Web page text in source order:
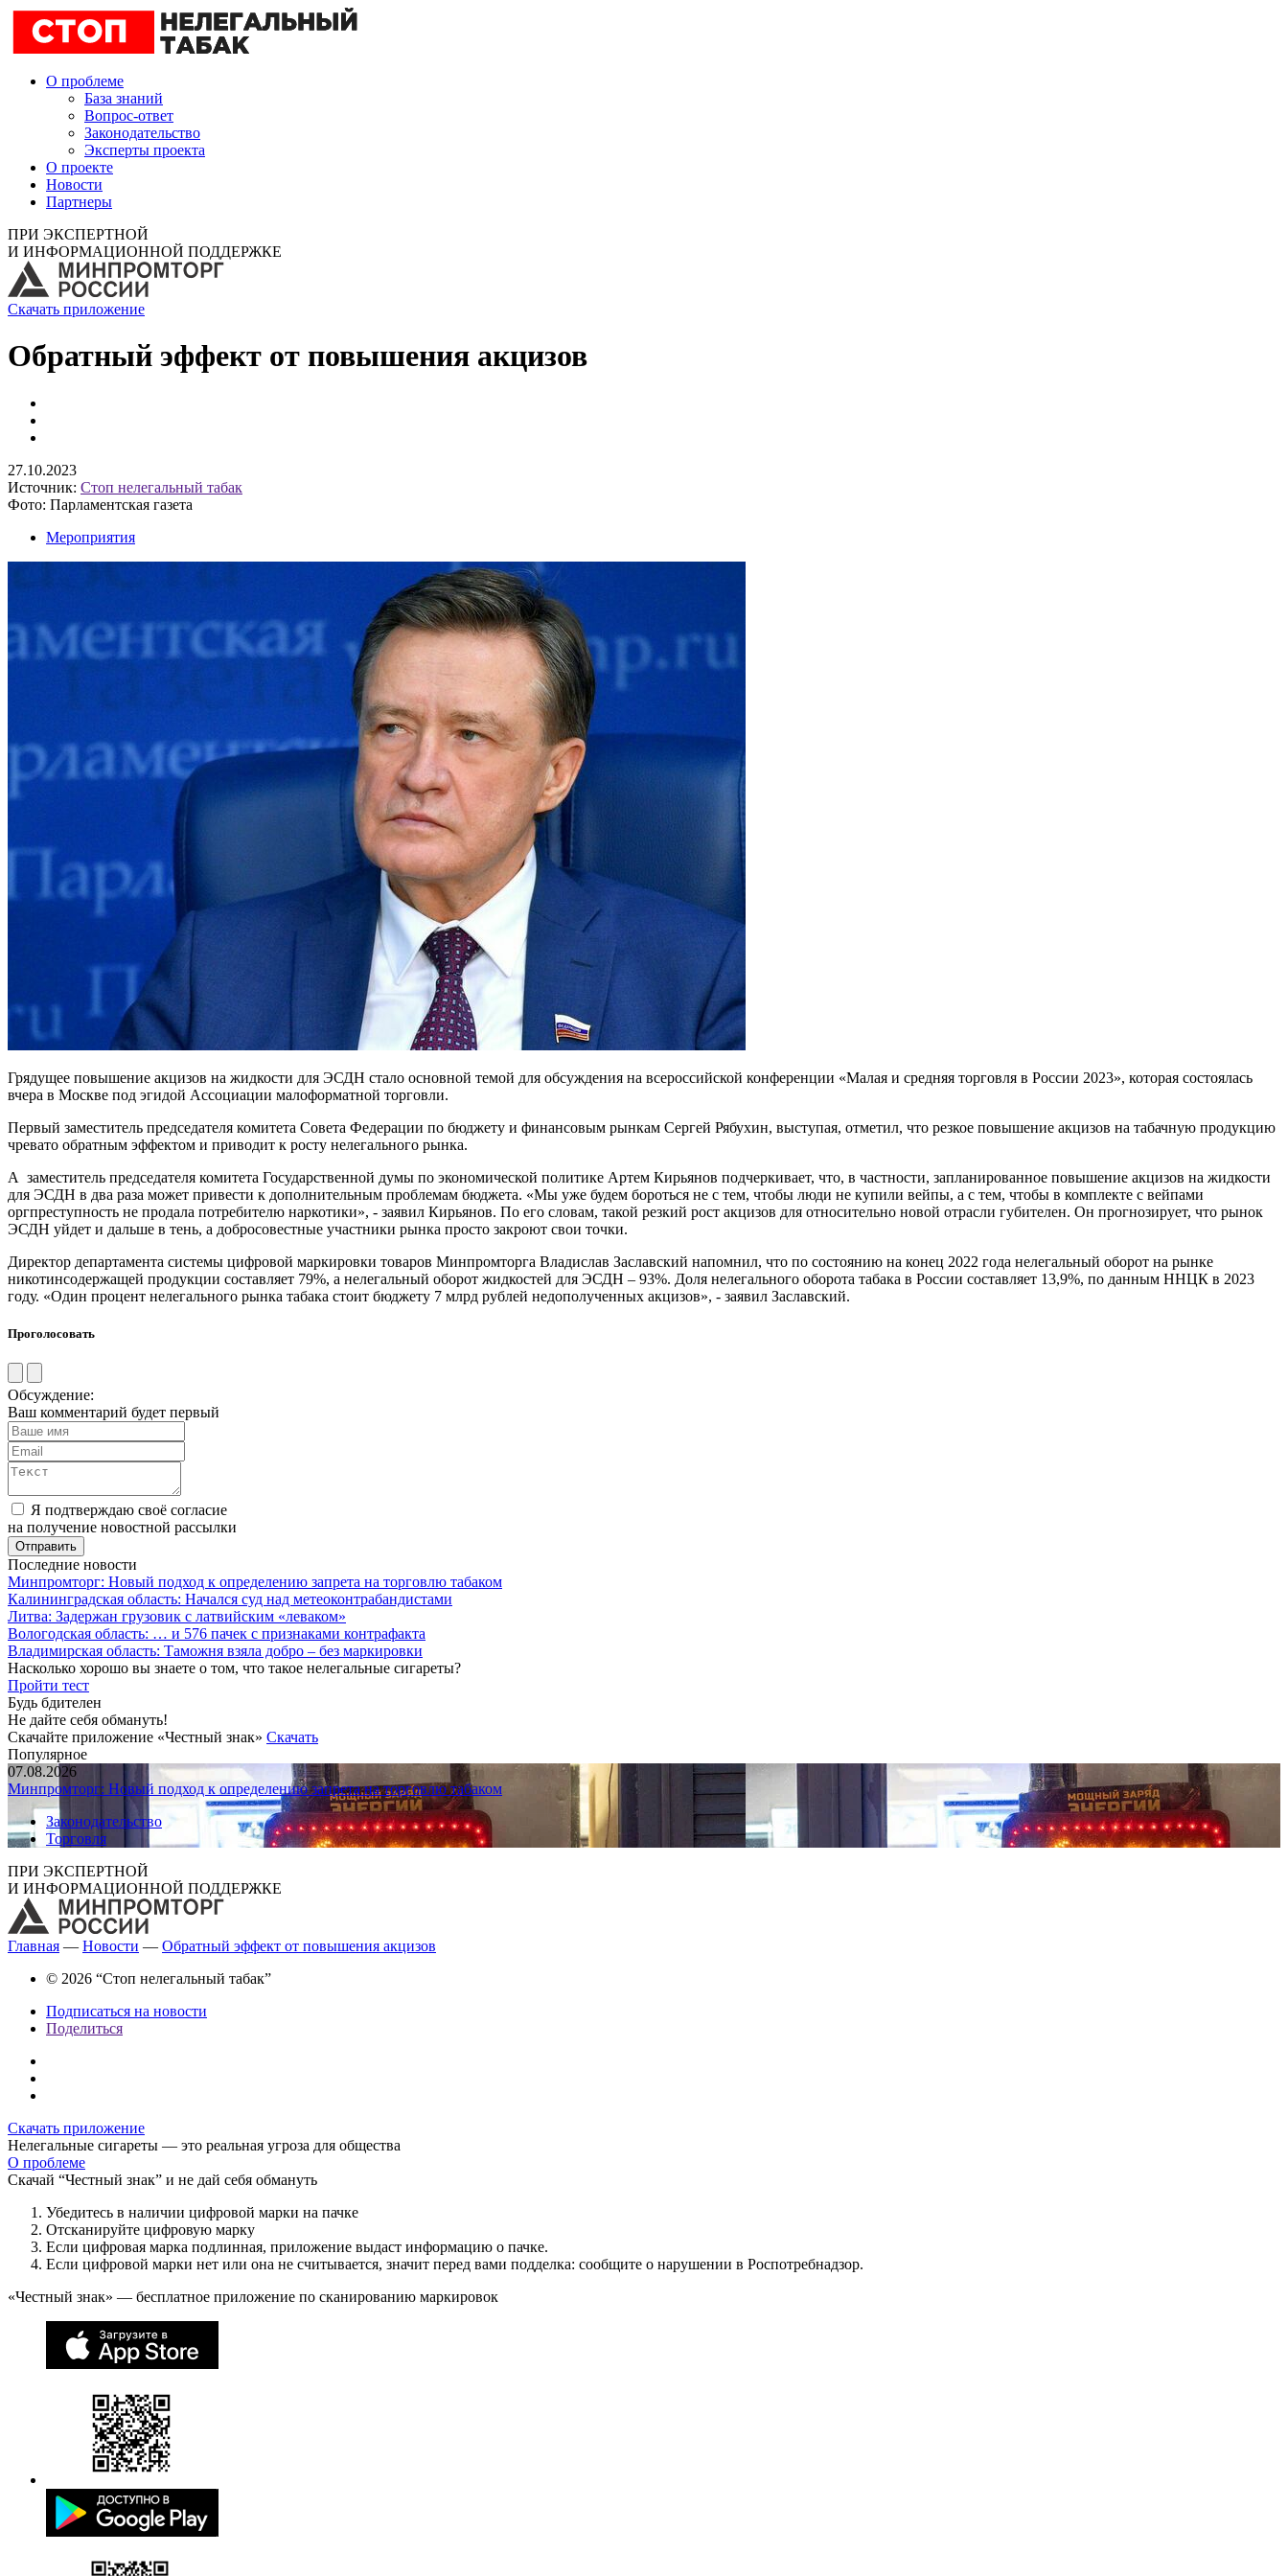
О проблеме
База знаний
Вопрос-ответ
Законодательство
Эксперты проекта
О проекте
Новости
Партнеры
ПРИ ЭКСПЕРТНОЙ
И ИНФОРМАЦИОННОЙ ПОДДЕРЖКЕ
Скачать приложение
Обратный эффект от повышения акцизов
27.10.2023
Источник: Стоп нелегальный табак
Фото: Парламентская газета
Мероприятия
Грядущее повышение акцизов на жидкости для ЭСДН стало основной темой для обсуждения на всероссийской конференции «Малая и средняя торговля в России 2023», которая состоялась
вчера в Москве под эгидой Ассоциации малоформатной торговли.
Первый заместитель председателя комитета Совета Федерации по бюджету и финансовым рынкам Сергей Рябухин, выступая, отметил, что резкое повышение акцизов на табачную продукцию
чревато обратным эффектом и приводит к росту нелегального рынка.
А заместитель председателя комитета Государственной думы по экономической политике Артем Кирьянов подчеркивает, что, в частности, запланированное повышение акцизов на жидкости
для ЭСДН в два раза может привести к дополнительным проблемам бюджета. «Мы уже будем бороться не с тем, чтобы люди не купили вейпы, а с тем, чтобы в комплекте с вейпами
оргпреступность не продала потребителю наркотики», - заявил Кирьянов. По его словам, такой резкий рост акцизов для относительно новой отрасли губителен. Он прогнозирует, что рынок
ЭСДН уйдет и дальше в тень, а добросовестные участники рынка просто закроют свои точки.
Директор департамента системы цифровой маркировки товаров Минпромторга Владислав Заславский напомнил, что по состоянию на конец 2022 года нелегальный оборот на рынке
никотинсодержащей продукции составляет 79%, а нелегальный оборот жидкостей для ЭСДН – 93%. Доля нелегального оборота табака в России составляет 13,9%, по данным ННЦК в 2023
году. «Один процент нелегального рынка табака стоит бюджету 7 млрд рублей недополученных акцизов», - заявил Заславский.
Проголосовать
Обсуждение:
Ваш комментарий будет первый
Я подтверждаю своё согласие
на получение новостной рассылки
Последние новости
Минпромторг: Новый подход к определению запрета на торговлю табаком
Калининградская область: Начался суд над метеоконтрабандистами
Литва: Задержан грузовик с латвийским «леваком»
Вологодская область: … и 576 пачек с признаками контрафакта
Владимирская область: Таможня взяла добро – без маркировки
Насколько хорошо вы знаете о том, что такое нелегальные сигареты?
Пройти тест
Будь бдителен
Не дайте себя обмануть!
Скачайте приложение «Честный знак» Скачать
Популярное
07.08.2026
Минпромторг: Новый подход к определению запрета на торговлю табаком
Законодательство
Торговля
ПРИ ЭКСПЕРТНОЙ
И ИНФОРМАЦИОННОЙ ПОДДЕРЖКЕ
Главная — Новости — Обратный эффект от повышения акцизов
© 2026 “Стоп нелегальный табак”
Подписаться на новости
Поделиться
Скачать приложение
Нелегальные сигареты — это реальная угроза для общества
О проблеме
Скачай “Честный знак” и не дай себя обмануть
Убедитесь в наличии цифровой марки на пачке
Отсканируйте цифровую марку
Если цифровая марка подлинная, приложение выдаст информацию о пачке.
Если цифровой марки нет или она не считывается, значит перед вами подделка: сообщите о нарушении в Роспотребнадзор.
«Честный знак» — бесплатное приложение по сканированию маркировок